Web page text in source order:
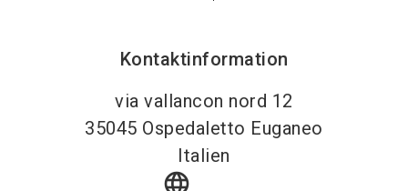
Kontaktinformation
via vallancon nord 12
35045 Ospedaletto Euganeo
Italien
language